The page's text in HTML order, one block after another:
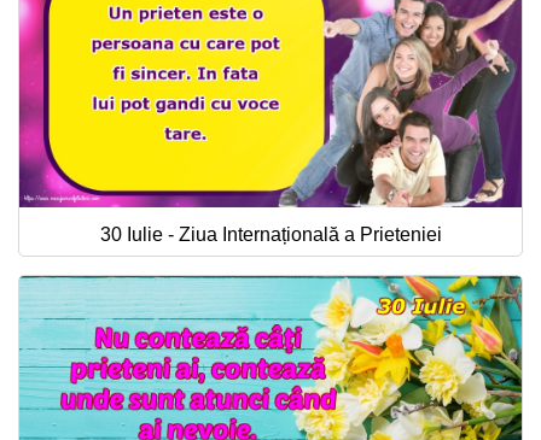
30 Iulie - Ziua Internațională a Prieteniei